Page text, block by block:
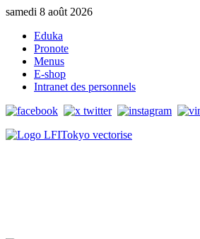
samedi 8 août 2026
Eduka
Pronote
Menus
E-shop
Intranet des personnels